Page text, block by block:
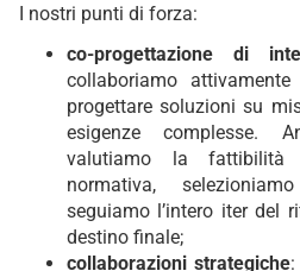
I nostri punti di forza:
co-progettazione di
collaboriamo
progettare soluzioni su
esigenze complesse.
valutiamo la fattibilità
normativa,
seguiamo l’intero iter del
destino finale;
collaborazioni strategiche